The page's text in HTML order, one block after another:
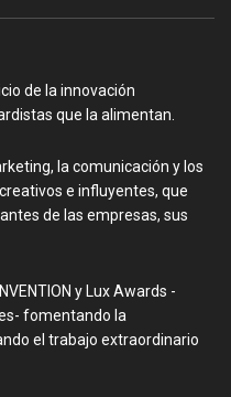
de la innovación
que la alimentan.
la comunicación y los
e influyentes, que
de las empresas, sus
y Lux Awards -
fomentando la
el trabajo extraordinario